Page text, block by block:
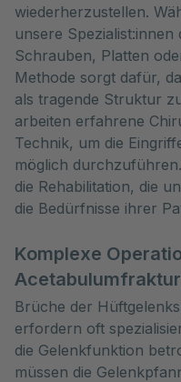
wiederherzustellen.
unsere
Schrauben, Platten
Methode sorgt dafür,
als tragende Struktur
arbeiten erfahrene
Technik, um die
möglich
die Rehabilitation, die
die Bedürfnisse ihrer
Komplexe
Brüche der
erfordern oft
die Gelenkfunktion
müssen die